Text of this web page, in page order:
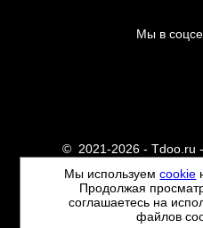
Мы в
© 2021-2026 - Tdoo.ru
Данный сайт не
является
Политика обработки
Мы используемcookie
Продолжая
соглашаетесь на
файлов